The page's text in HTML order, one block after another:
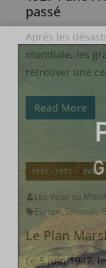
passé
Après les
mondiale, les
retrouver une
Read More
1939 - 1973
Les Yeux du
Europe,Seconde
Le Plan
Le 5 juin 1947,